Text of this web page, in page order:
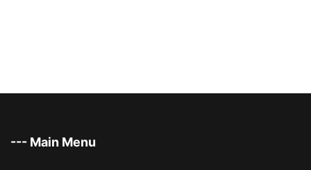
--- Main Menu